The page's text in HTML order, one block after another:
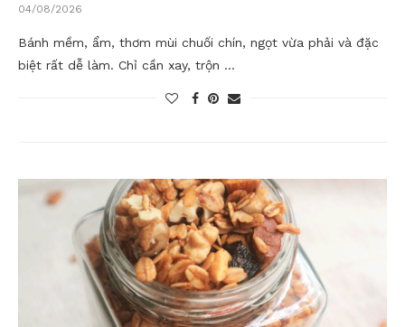
04/08/2026
Bánh mềm, ẩm, thơm mùi chuối chín, ngọt vừa phải và đặc
biệt rất dễ làm. Chỉ cần xay, trộn …